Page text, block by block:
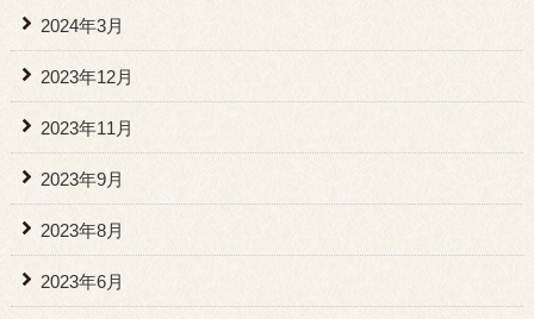
2024年3月
2023年12月
2023年11月
2023年9月
2023年8月
2023年6月